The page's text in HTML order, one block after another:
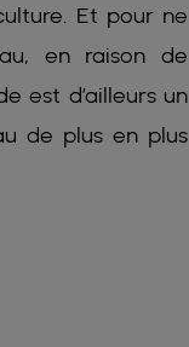
Et pour ne
en raison de
est d’ailleurs un
de plus en plus